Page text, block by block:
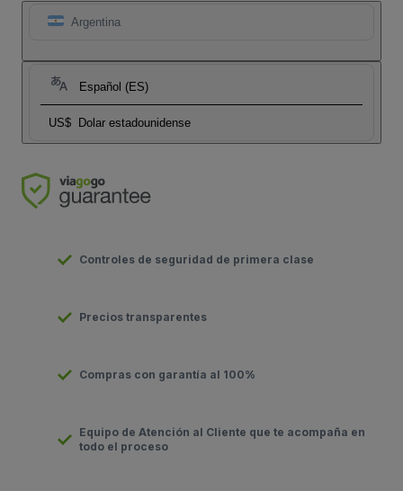
Argentina
Español (ES)
US$ Dolar estadounidense
Controles de seguridad de primera clase
Precios transparentes
Compras con garantía al 100%
Equipo de Atención al Cliente que te acompaña en
todo el proceso